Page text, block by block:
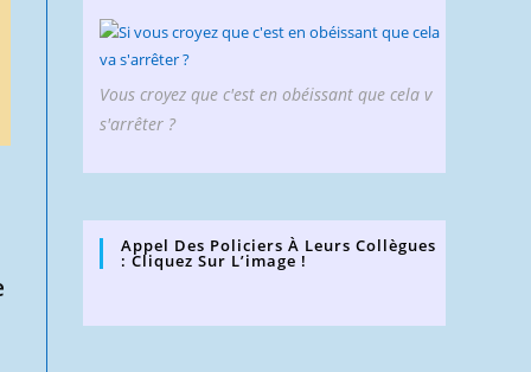
Vous croyez que c'est en obéissant que cela v
s'arrêter ?
Appel Des Policiers À Leurs Collègues
: Cliquez Sur L’image !